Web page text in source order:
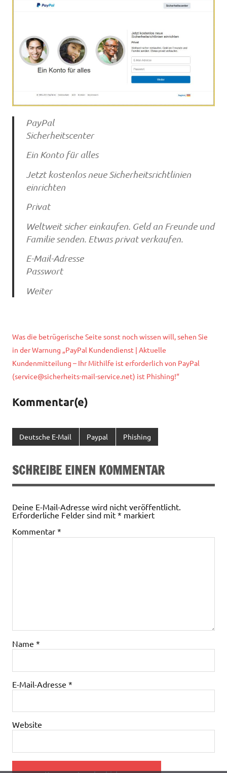
PayPal
Sicherheitscenter
Ein Konto für alles
Jetzt kostenlos neue Sicherheitsrichtlinien
einrichten
Privat
Weltweit sicher einkaufen. Geld an Freunde und
Familie senden. Etwas privat verkaufen.
E-Mail-Adresse
Passwort
Weiter
Was die betrügerische Seite sonst noch wissen will, sehen Sie
in der Warnung „PayPal Kundendienst | Aktuelle
Kundenmitteilung – Ihr Mithilfe ist erforderlich von PayPal
(service@sicherheits-mail-service.net) ist Phishing!“
Kommentar(e)
Deutsche E-Mail Paypal Phishing
SCHREIBE EINEN KOMMENTAR
Deine E-Mail-Adresse wird nicht veröffentlicht.
Erforderliche Felder sind mit * markiert
Kommentar *
Name *
E-Mail-Adresse *
Website